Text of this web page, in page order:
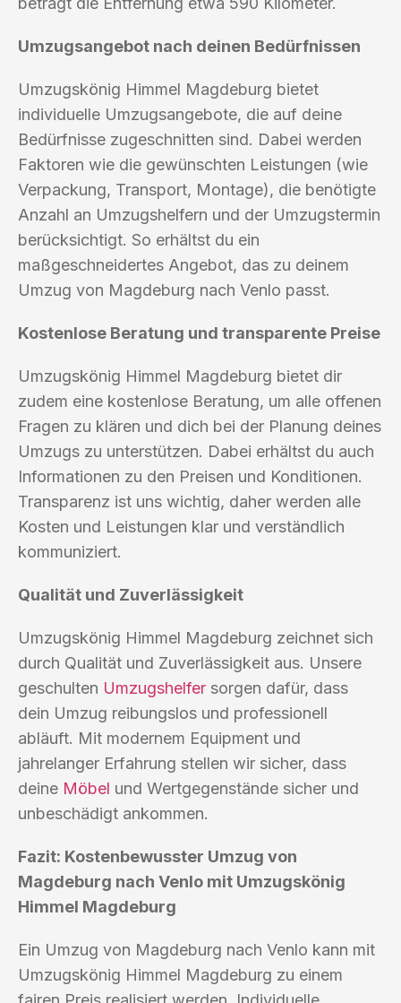
Umzugsangebot nach deinen Bedürfnissen
Umzugskönig Himmel Magdeburg bietet
individuelle Umzugsangebote, die auf deine
Bedürfnisse zugeschnitten sind. Dabei werden
Faktoren wie die gewünschten Leistungen (wie
Verpackung, Transport, Montage), die benötigte
Anzahl an Umzugshelfern und der Umzugstermin
berücksichtigt. So erhältst du ein
maßgeschneidertes Angebot, das zu deinem
Umzug von Magdeburg nach Venlo passt.
Kostenlose Beratung und transparente Preise
Umzugskönig Himmel Magdeburg bietet dir
zudem eine kostenlose Beratung, um alle offenen
Fragen zu klären und dich bei der Planung deines
Umzugs zu unterstützen. Dabei erhältst du auch
Informationen zu den Preisen und Konditionen.
Transparenz ist uns wichtig, daher werden alle
Kosten und Leistungen klar und verständlich
kommuniziert.
Qualität und Zuverlässigkeit
Umzugskönig Himmel Magdeburg zeichnet sich
durch Qualität und Zuverlässigkeit aus. Unsere
geschulten Umzugshelfer sorgen dafür, dass
dein Umzug reibungslos und professionell
abläuft. Mit modernem Equipment und
jahrelanger Erfahrung stellen wir sicher, dass
deine Möbel und Wertgegenstände sicher und
unbeschädigt ankommen.
Fazit: Kostenbewusster Umzug von
Magdeburg nach Venlo mit Umzugskönig
Himmel Magdeburg
Ein Umzug von Magdeburg nach Venlo kann mit
Umzugskönig Himmel Magdeburg zu einem